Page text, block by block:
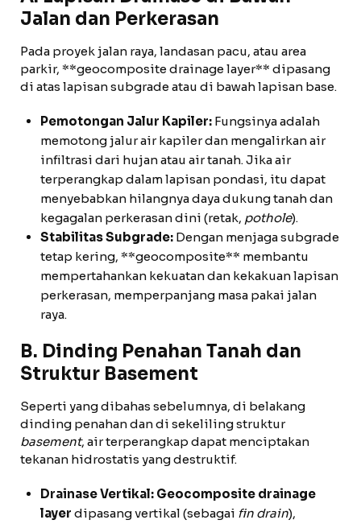
Jalan dan Perkerasan
Pada proyek jalan raya, landasan pacu, atau area
parkir, **geocomposite drainage layer** dipasang
di atas lapisan subgrade atau di bawah lapisan base.
Pemotongan Jalur Kapiler: Fungsinya adalah
memotong jalur air kapiler dan mengalirkan air
infiltrasi dari hujan atau air tanah. Jika air
terperangkap dalam lapisan pondasi, itu dapat
menyebabkan hilangnya daya dukung tanah dan
kegagalan perkerasan dini (retak, pothole).
Stabilitas Subgrade: Dengan menjaga subgrade
tetap kering, **geocomposite** membantu
mempertahankan kekuatan dan kekakuan lapisan
perkerasan, memperpanjang masa pakai jalan
raya.
B. Dinding Penahan Tanah dan
Struktur Basement
Seperti yang dibahas sebelumnya, di belakang
dinding penahan dan di sekeliling struktur
basement, air terperangkap dapat menciptakan
tekanan hidrostatis yang destruktif.
Drainase Vertikal: Geocomposite drainage
layer dipasang vertikal (sebagai fin drain),